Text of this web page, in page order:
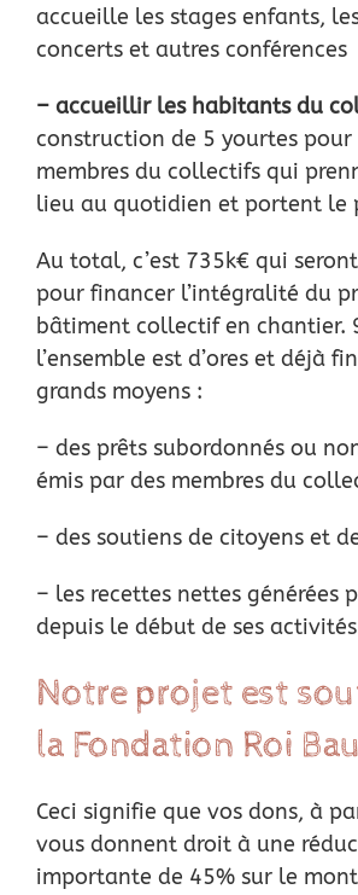
accueille les stages enfants,
concerts et autres conférences
– accueillir les habitants du
construction de 5 yourtes
membres du collectifs qui
lieu au quotidien et portent le
Au total, c’est 735k€ qui
pour financer l’intégralité du
bâtiment collectif en chantier.
l’ensemble est d’ores et déjà
grands moyens :
– des prêts subordonnés ou
émis par des membres du
– des soutiens de citoyens et
– les recettes nettes générées
depuis le début de ses
Notre projet est
la Fondation Roi
Ceci signifie que vos dons, à
vous donnent droit à une
importante de 45% sur le